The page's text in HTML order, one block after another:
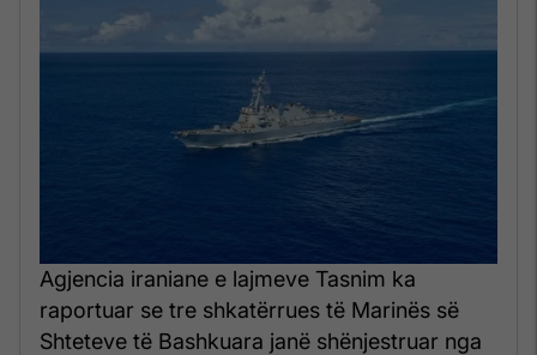
Agjencia iraniane e lajmeve Tasnim ka
raportuar se tre shkatërrues të Marinës së
Shteteve të Bashkuara janë shënjestruar nga